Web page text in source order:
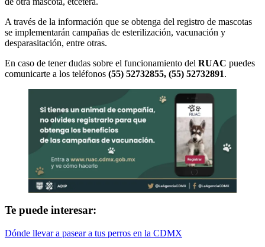
A través de la información que se obtenga del registro de mascotas
se implementarán campañas de esterilización, vacunación y
desparasitación, entre otras.
En caso de tener dudas sobre el funcionamiento del RUAC puedes
comunicarte a los teléfonos (55) 52732855, (55) 52732891.
Te puede interesar:
Dónde llevar a pasear a tus perros en la CDMX